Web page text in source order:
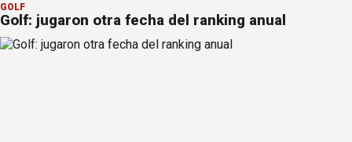
GOLF
Golf: jugaron otra fecha del ranking anual